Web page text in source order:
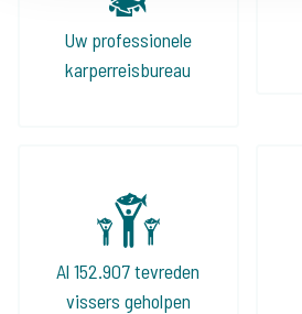
Uw professionele
karperreisbureau
Al 152.907 tevreden
vissers geholpen